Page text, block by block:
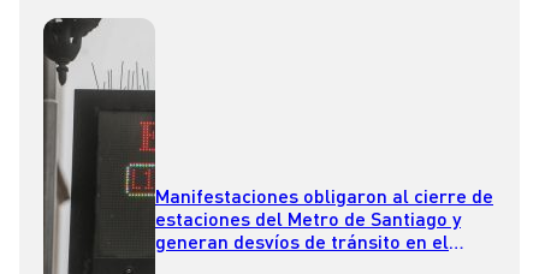
Manifestaciones obligaron al cierre de
estaciones del Metro de Santiago y
generan desvíos de tránsito en el